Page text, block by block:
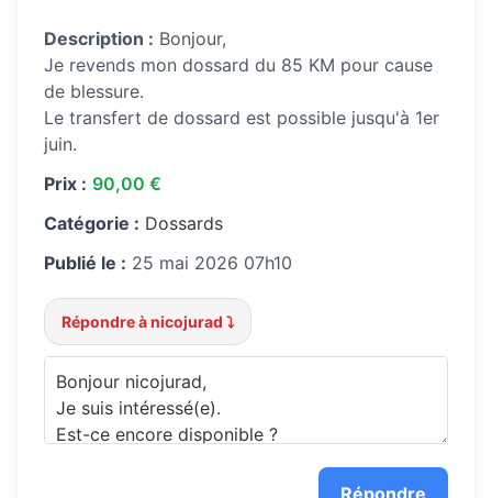
Description : Bonjour,
Je revends mon dossard du 85 KM pour cause
de blessure.
Le transfert de dossard est possible jusqu'à 1er
juin.
Prix : 90,00 €
Catégorie : Dossards
Publié le : 25 mai 2026 07h10
Répondre à nicojurad ⤵️
Répondre